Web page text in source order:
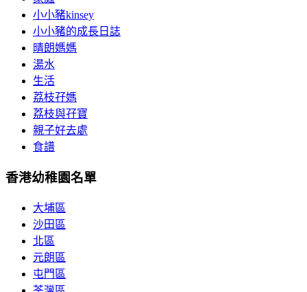
小小豬kinsey
小小豬的成長日誌
晴朗媽媽
湯水
生活
荔枝孖媽
荔枝與孖寶
親子好去處
食譜
香港幼稚園名單
大埔區
沙田區
北區
元朗區
屯門區